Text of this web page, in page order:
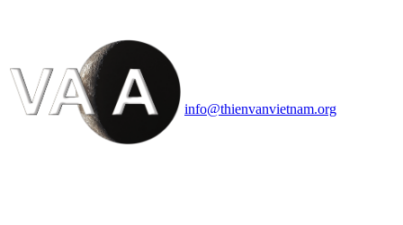
info@thienvanvietnam.org